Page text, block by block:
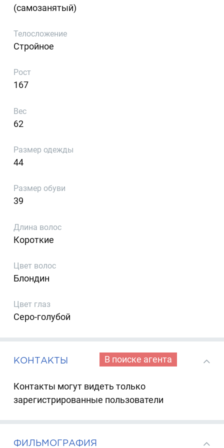
(самозанятый)
Телосложение
Стройное
Рост
167
Вес
62
Размер одежды
44
Размер обуви
39
Длина волос
Короткие
Цвет волос
Блондин
Цвет глаз
Серо-голубой
КОНТАКТЫ В поиске агента
Контакты могут видеть только
зарегистрированные пользователи
ФИЛЬМОГРАФИЯ